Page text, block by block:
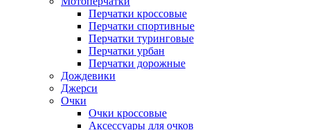
Перчатки кроссовые
Перчатки спортивные
Перчатки туринговые
Перчатки урбан
Перчатки дорожные
Дождевики
Джерси
Очки
Очки кроссовые
Аксессуары для очков